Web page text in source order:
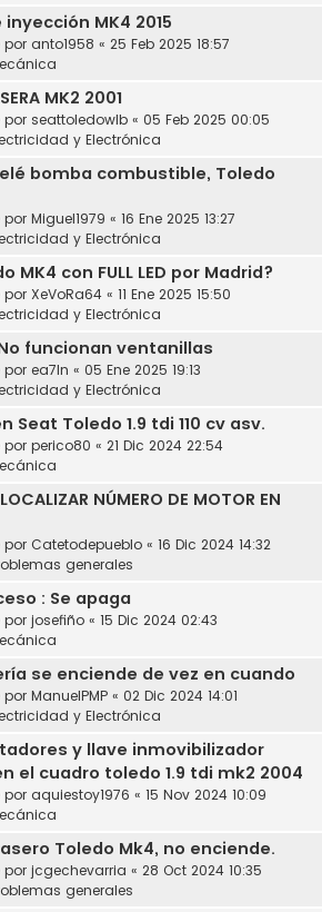
MK4 2015
por anto1958 « 25 Feb 2025 18:57
MK2 2001
por seattoledowlb « 05 Feb 2025 00:05
y Electrónica
bomba combustible, Toledo
por Miguel1979 « 16 Ene 2025 13:27
y Electrónica
MK4 con FULL LED por Madrid?
por XeVoRa64 « 11 Ene 2025 15:50
y Electrónica
funcionan ventanillas
por ea7ln « 05 Ene 2025 19:13
y Electrónica
Seat Toledo 1.9 tdi 110 cv asv.
por perico80 « 21 Dic 2024 22:54
NÚMERO DE MOTOR EN
por Catetodepueblo « 16 Dic 2024 14:32
generales
: Se apaga
por josefiño « 15 Dic 2024 02:43
se enciende de vez en cuando
por ManuelPMP « 02 Dic 2024 14:01
y Electrónica
y llave inmovibilizador
el cuadro toledo 1.9 tdi mk2 2004
por aquiestoy1976 « 15 Nov 2024 10:09
Toledo Mk4, no enciende.
por jcgechevarria « 28 Oct 2024 10:35
generales